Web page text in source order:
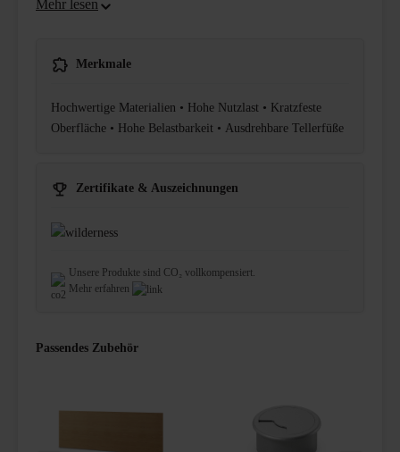
Merkmale
Hochwertige Materialien • Hohe Nutzlast • Kratzfeste
Oberfläche • Hohe Belastbarkeit • Ausdrehbare Tellerfüße
Zertifikate & Auszeichnungen
Unsere Produkte sind CO₂ vollkompensiert.
Mehr erfahren
Passendes Zubehör